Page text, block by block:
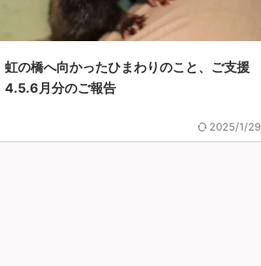
虹の橋へ向かったひまわりのこと、ご支援
4.5.6月分のご報告
2025/1/29